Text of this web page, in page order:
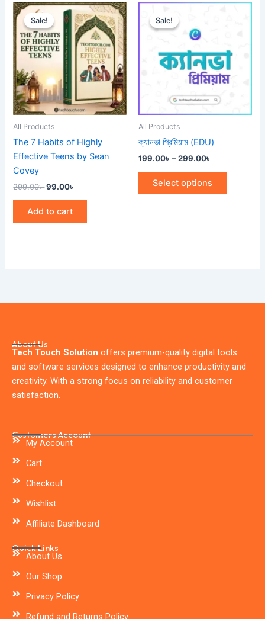
Sale!
Sale!
All Products
The 7 Habits of Highly
Effective Teens by Sean
Covey
299.00৳
Original
price
was:
299.00৳ .
99.00৳
Current
price
is:
99.00৳ .
Add to cart
Sale!
Sale!
All Products
ক্যানভা প্রিমিয়াম (EDU)
199.00৳ –299.00৳
Price
Select options
multiple
The
page
About Us
Tech Touch Solution offers premium-quality digital tools
and software services designed to enhance productivity and
creativity. With a strong focus on reliability and customer
satisfaction.
Customers Account
My Account
Cart
Checkout
Wishlist
Affiliate Dashboard
Quick Links
About Us
Our Shop
Privacy Policy
Refund and Returns Policy